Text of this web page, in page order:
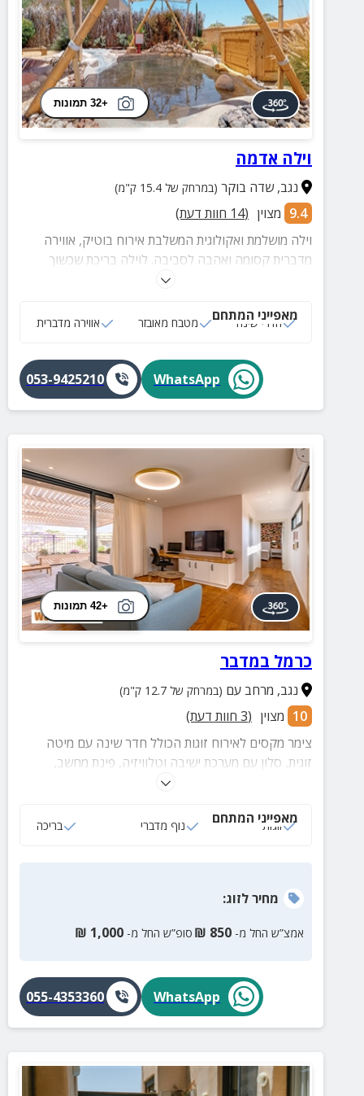
+32 תמונות
וילה אדמה
נגב,שדה בוקר (במרחק של 15.4 ק"מ)
9.4 מצוין (
14 חוות דעת)
וילה מושלמת ואקולוגית המשלבת אירוח בוטיק, אווירה
מדברית קסומה ואהבה לסביבה. לוילה בריכת שכשוך
(בעונה), 3 חדרי שינה המעוצבים בהשראת הסביבה
ארוחות, טיפולי ספא וסדנאות בתוספת תשלום.
מאפייני המתחם
חדרי שינה מטבח מאובזר אווירה מדברית
WhatsApp
053-9425210
+42 תמונות
כרמל במדבר
נגב, מרחב עם (במרחק של 12.7 ק"מ)
10 מצוין (
3 חוות דעת)
צימר מקסים לאירוח זוגות הכולל חדר שינה עם מיטה
זוגית, סלון עם מערכת ישיבה וטלוויזיה, פינת מחשב,
מטבח מאובזר, חדר רחצה עם תמרוקי ומגבות ומתחם
עמדת מנגל, פינות ישיבה ובריכה מקורה המחוממת בחורף.
מאפייני המתחם
זוגות נוף מדברי בריכה
מחירלזוג:
אמצ”ש החל מ- 850
₪ סופ”ש החל מ- 1,000
₪
WhatsApp
055-4353360